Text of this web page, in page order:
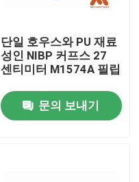
단일 호우스와 PU 재료
성인 NIBP 커프스 27
센티미터 M1574A 필립
문의 보내기